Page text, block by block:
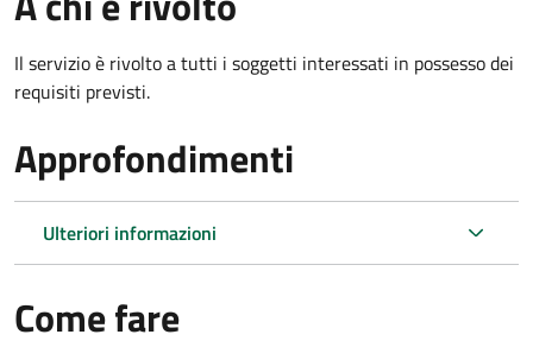
Il servizio è rivolto a tutti i soggetti interessati in possesso dei
requisiti previsti.
Approfondimenti
Ulteriori informazioni
Come fare